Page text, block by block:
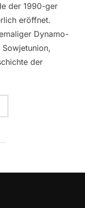
der 1990-ger
eröffnet.
Dynamo-
der
DES FC